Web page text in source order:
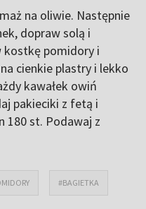
na oliwie. Następnie
dopraw solą i
kostkę pomidory i
cienkie plastry i lekko
kawałek owiń
pakieciki z fetą i
180 st. Podawaj z
#BAGIETKA